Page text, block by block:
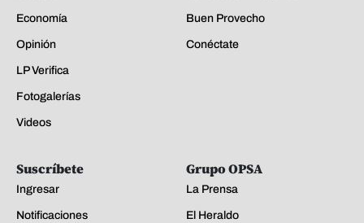
Economía
Opinión
LP Verifica
Fotogalerías
Videos
Buen Provecho
Conéctate
Suscríbete
Ingresar
Notificaciones
Grupo OPSA
La Prensa
El Heraldo